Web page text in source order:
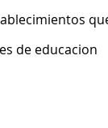
de educacion